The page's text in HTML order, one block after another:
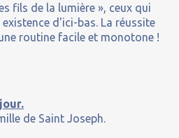
fils de la lumière », ceux qui
d'ici-bas. La réussite
routine facile et monotone !
de Saint Joseph.